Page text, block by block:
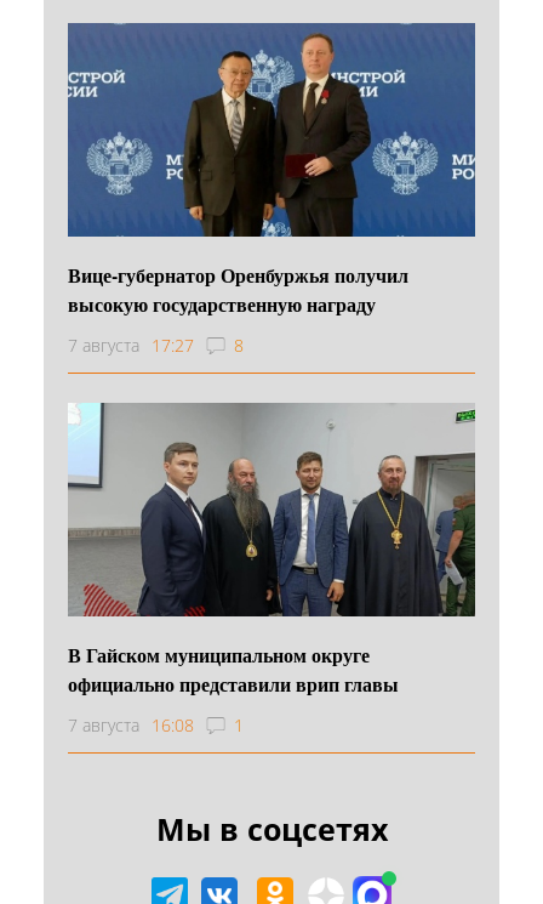
Вице-губернатор Оренбуржья получил
высокую государственную награду
7 августа 17:27 8
В Гайском муниципальном округе
официально представили врип главы
7 августа 16:08 1
Мы в соцсетях